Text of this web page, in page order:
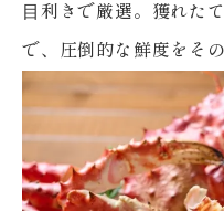
⽬利きで厳選。 獲れた
で、圧倒的な鮮度をそ